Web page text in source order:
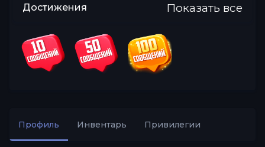
Достижения Показать все
Профиль Инвентарь Привилегии